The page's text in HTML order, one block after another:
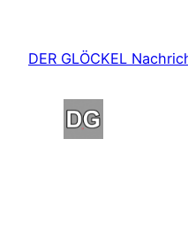
springen
DER GLÖCKEL